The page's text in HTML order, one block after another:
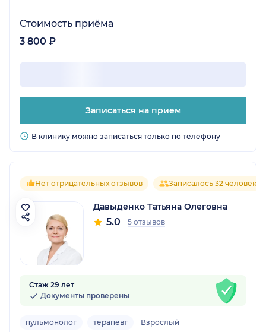
Стоимость приёма
3 800 ₽
Записаться на прием
В клинику можно записаться только по телефону
Нет отрицательных отзывов Записалось 32 человека
Давыденко Татьяна Олеговна
5.0 5 отзывов
Стаж 29 лет
Документы проверены
пульмонолог терапевт Взрослый